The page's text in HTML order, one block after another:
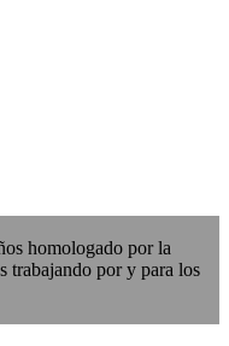
homologado por la
trabajando por y para los